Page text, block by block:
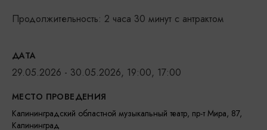
Продолжительность: 2 часа 30 минут с антрактом
ДАТА
29.05.2026 - 30.05.2026, 19:00, 17:00
МЕСТО ПРОВЕДЕНИЯ
Калининградский областной музыкальный театр, пр-т Мира, 87,
Калининград